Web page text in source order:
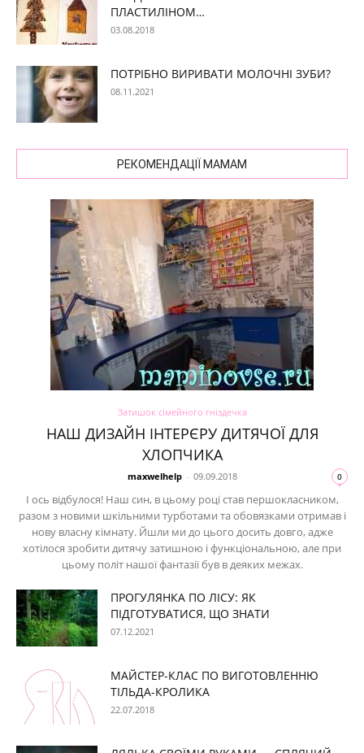
ПЛАСТИЛІНОМ…
03.08.2018
ПОТРІБНО ВИРИВАТИ МОЛОЧНІ ЗУБИ?
08.11.2021
РЕКОМЕНДАЦІЇ МАМАМ
Затишок сімейного гніздечка
НАШ ДИЗАЙН ІНТЕРЄРУ ДИТЯЧОЇ ДЛЯ
ХЛОПЧИКА
maxwelhelp - 09.09.2018 0
І ось відбулося! Наш син, в цьому році став першокласником,
разом з новими шкільними турботами та обовязками отримав і
нову власну кімнату. Йшли ми до цього досить довго, адже
хотілося зробити дитячу затишною і функціональною, але при
цьому політ нашої фантазії був в деяких межах.
ПРОГУЛЯНКА ПО ЛІСУ: ЯК
ПІДГОТУВАТИСЯ, ЩО ЗНАТИ
07.12.2021
МАЙСТЕР-КЛАС ПО ВИГОТОВЛЕННЮ
ТІЛЬДА-КРОЛИКА
22.07.2018